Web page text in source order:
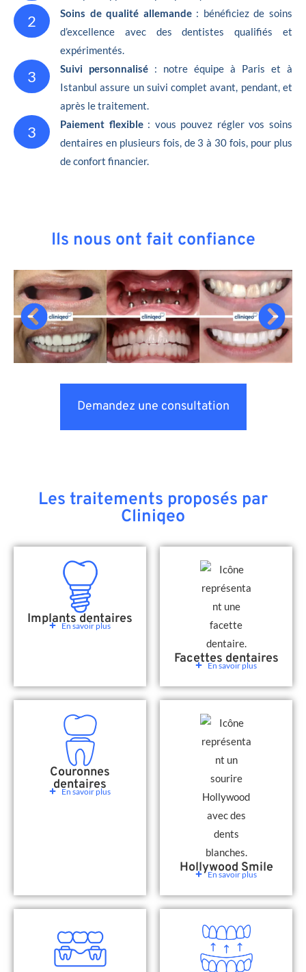
2 Soins de qualité allemande: bénéficiez de soins
d’excellence avec des dentistes qualifiés et
expérimentés.
3 Suivi personnalisé : notre équipe à Paris et à
Istanbul assure un suivi complet avant, pendant, et
après le traitement.
3 Paiement flexible: vous pouvez régler vos soins
dentaires en plusieurs fois, de 3 à 30 fois, pour plus
de confort financier.
Ils nous ont fait confiance
Demandez une consultation
Les traitements proposés par
Cliniqeo
Implants dentaires
En savoir plus
Facettes dentaires
En savoir plus
Couronnes
dentaires
En savoir plus
Hollywood Smile
En savoir plus